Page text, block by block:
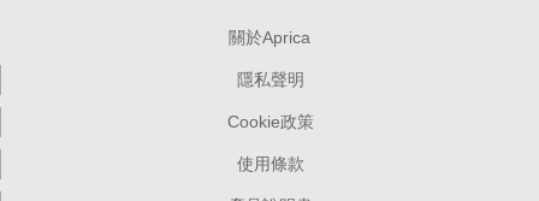
關於Aprica
隱私聲明
Cookie政策
使用條款